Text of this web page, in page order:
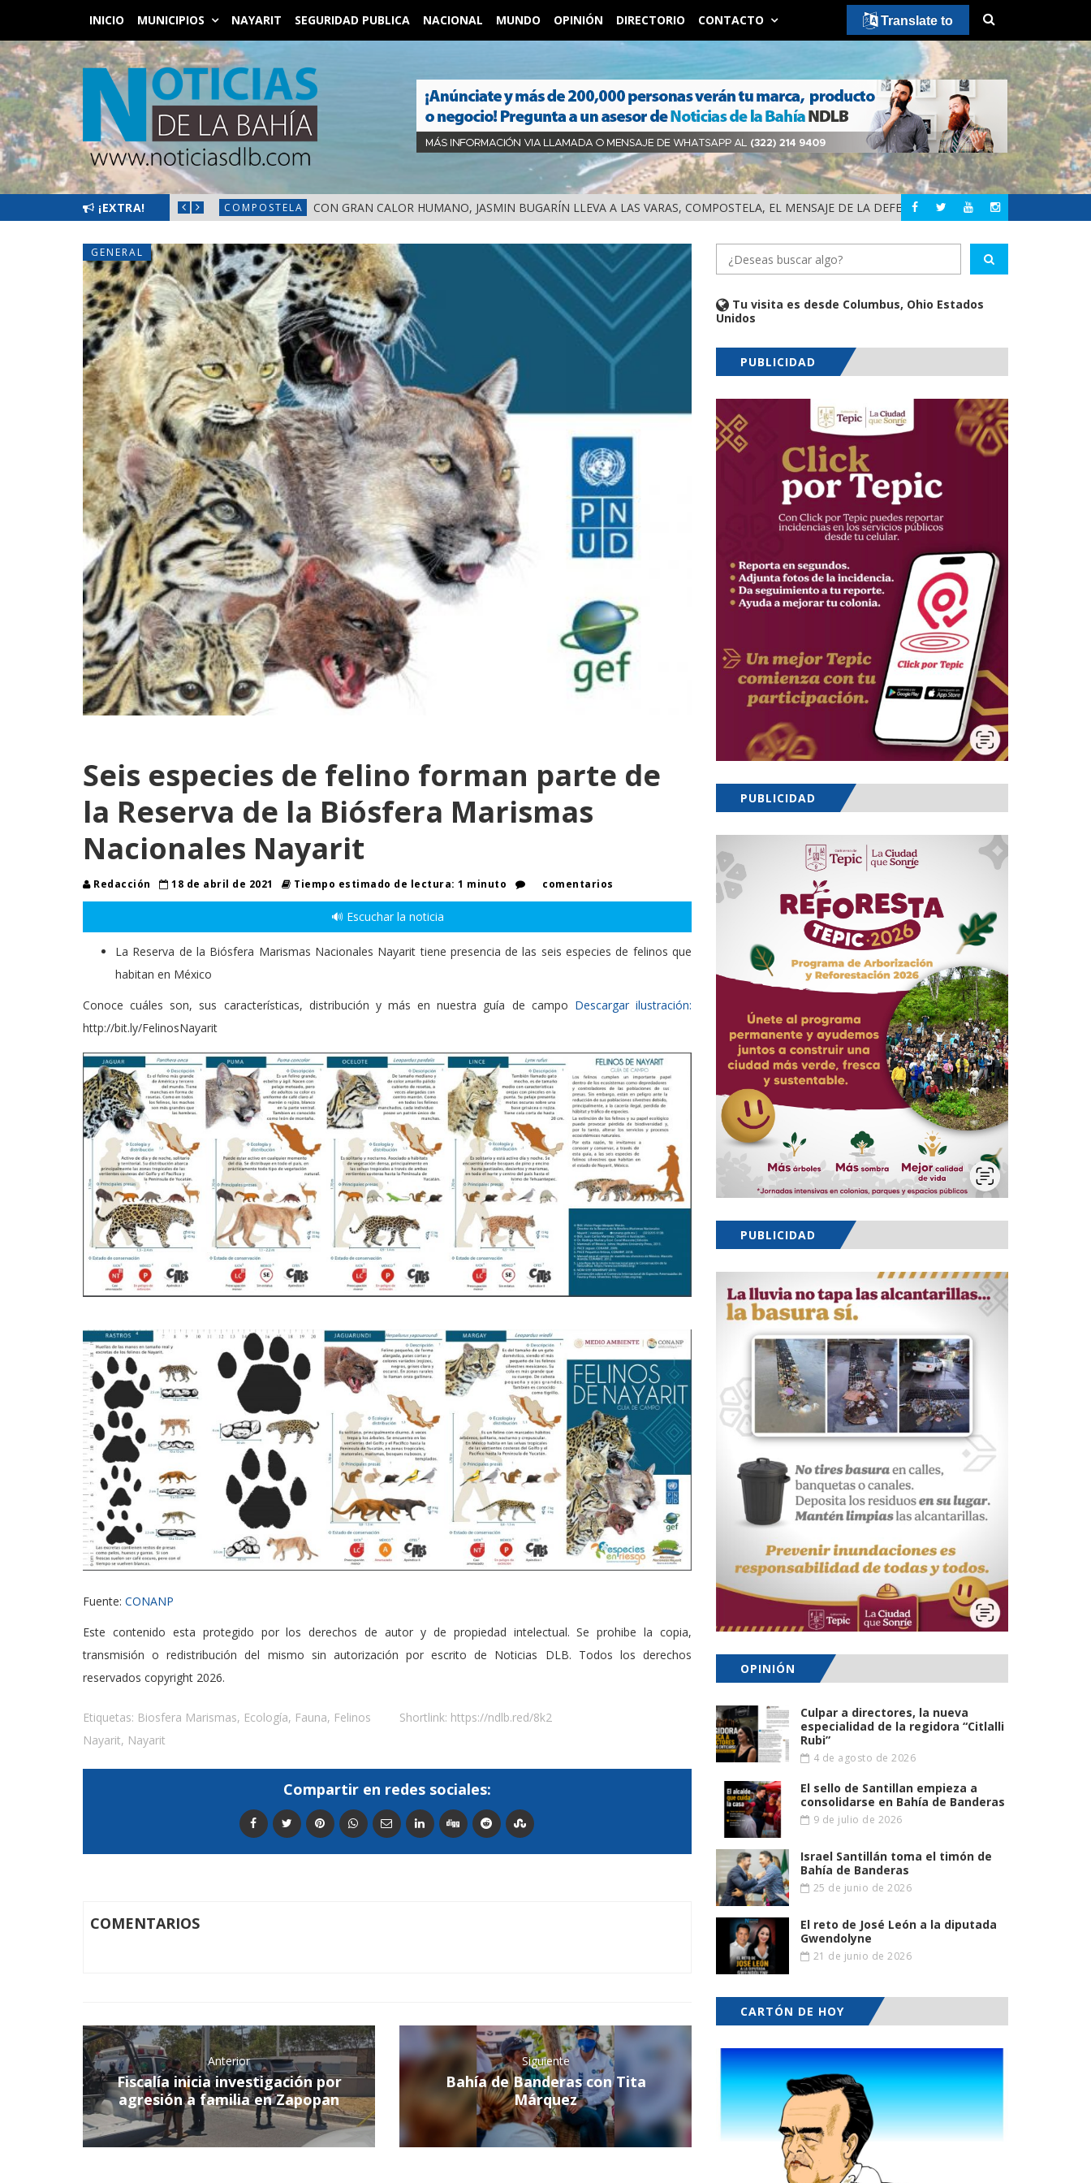
INICIO MUNICIPIOS NAYARIT SEGURIDAD PUBLICA NACIONAL MUNDO OPINIÓN DIRECTORIO CONTACTO
¡EXTRA! COMPOSTELA CON GRAN CALOR HUMANO, JASMIN BUGARÍN LLEVA A LAS VARAS, COMPOSTELA, EL MENSAJE DE LA DEFENSA DE LA TRANSFORMACIÓN Y LA SOBERANÍA NAYARIT DESTACA
GENERAL
Seis especies de felino forman parte de
la Reserva de la Biósfera Marismas
Nacionales Nayarit
Redacción 18 de abril de 2021 Tiempo estimado de lectura: 1 minuto comentarios
🔊 Escuchar la noticia
La Reserva de la Biósfera Marismas Nacionales Nayarit tiene presencia de las seis especies de felinos que
habitan en México
Conoce cuáles son, sus características, distribución y más en nuestra guía de campo Descargar ilustración:
http://bit.ly/FelinosNayarit
Fuente: CONANP
Este contenido esta protegido por los derechos de autor y de propiedad intelectual. Se prohibe la copia,
transmisión o redistribución del mismo sin autorización por escrito de Noticias DLB. Todos los derechos
reservados copyright 2026.
Etiquetas: Biosfera Marismas, Ecología, Fauna, Felinos
Nayarit, Nayarit
Shortlink: https://ndlb.red/8k2
Compartir en redes sociales:
COMENTARIOS
Anterior
Fiscalía inicia investigación por
agresión a familia en Zapopan
Siguiente
Bahía de Banderas con Tita
Márquez
Tu visita es desde Columbus, Ohio Estados
Unidos
PUBLICIDAD
PUBLICIDAD
PUBLICIDAD
OPINIÓN
Culpar a directores, la nueva
especialidad de la regidora “Citlalli
Rubi”
4 de agosto de 2026
El sello de Santillan empieza a
consolidarse en Bahía de Banderas
9 de julio de 2026
Israel Santillán toma el timón de
Bahía de Banderas
25 de junio de 2026
El reto de José León a la diputada
Gwendolyne
21 de junio de 2026
CARTÓN DE HOY
Translate to